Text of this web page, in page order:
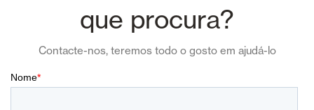
que procura?
Contacte-nos, teremos todo o gosto em ajudá-lo